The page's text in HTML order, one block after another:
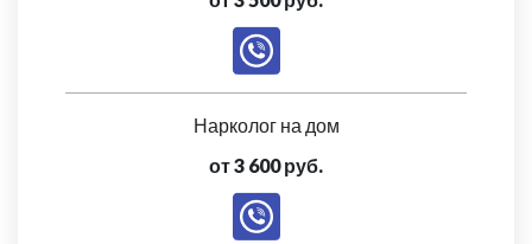
Нарколог на дом
от 3 600 руб.